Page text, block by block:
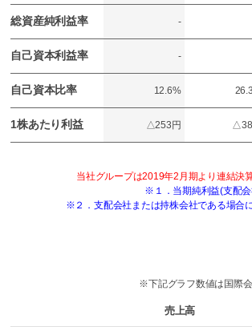
総資産純利益率 -
自己資本利益率 -
自己資本比率 12.6%
1株あたり利益 △253円
当社グループは2019年2月期より連結決
※１．当期純利益(支配
※２．支配会社または持株会社である場合
※下記グラフ数値は国際会
売上高